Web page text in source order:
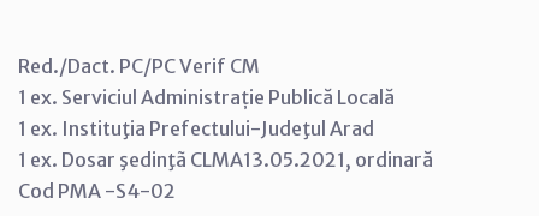
Red./Dact. PC/PC Verif CM
1 ex. Serviciul Administrație Publică Locală
1 ex. Instituţia Prefectului-Judeţul Arad
1 ex. Dosar şedinţã CLMA13.05.2021, ordinară
Cod PMA -S4-02